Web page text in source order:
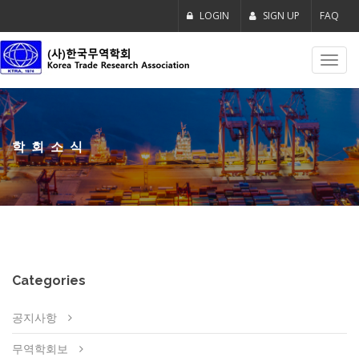
LOGIN SIGN UP FAQ
학회소식
Categories
공지사항
무역학회보